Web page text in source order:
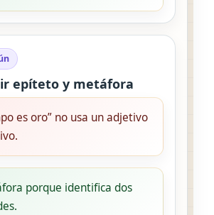
epíteto y metáfora
es oro” no usa un adjetivo
porque identifica dos